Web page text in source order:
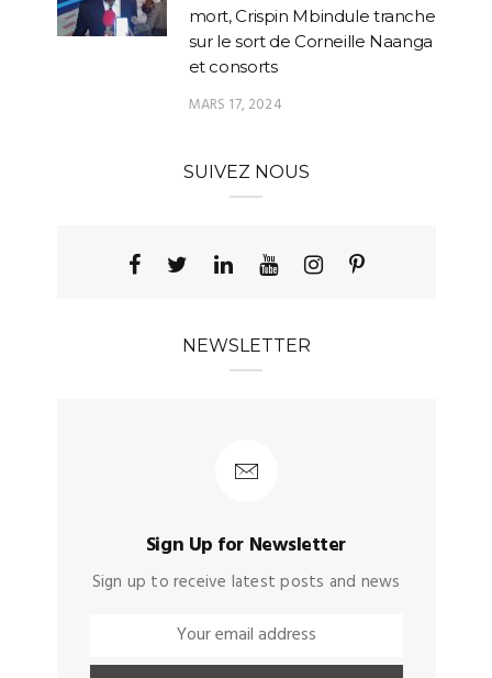
mort, Crispin Mbindule tranche
sur le sort de Corneille Naanga
et consorts
MARS 17, 2024
SUIVEZ NOUS
NEWSLETTER
Sign Up for Newsletter
Sign up to receive latest posts and news